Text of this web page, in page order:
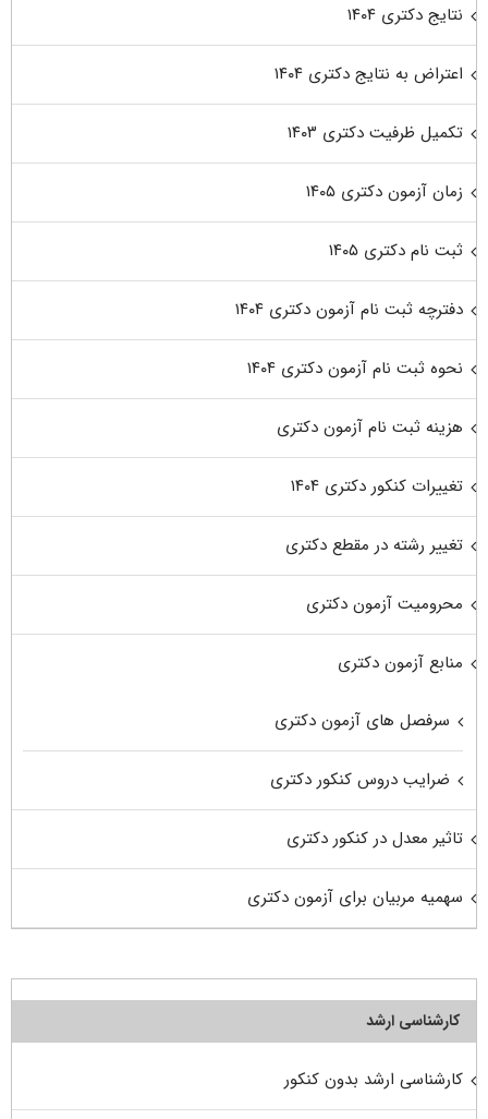
نتایج دکتری ۱۴۰۴
اعتراض به نتایج دکتری ۱۴۰۴
تکمیل ظرفیت دکتری ۱۴۰۳
زمان آزمون دکتری ۱۴۰۵
ثبت نام دکتری ۱۴۰۵
دفترچه ثبت نام آزمون دکتری ۱۴۰۴
نحوه ثبت نام آزمون دکتری ۱۴۰۴
هزینه ثبت نام آزمون دکتری
تغییرات کنکور دکتری ۱۴۰۴
تغییر رشته در مقطع دکتری
محرومیت آزمون دکتری
منابع آزمون دکتری
سرفصل های آزمون دکتری
ضرایب دروس کنکور دکتری
تاثیر معدل در کنکور دکتری
سهمیه مربیان برای آزمون دکتری
کارشناسی ارشد
کارشناسی ارشد بدون کنکور